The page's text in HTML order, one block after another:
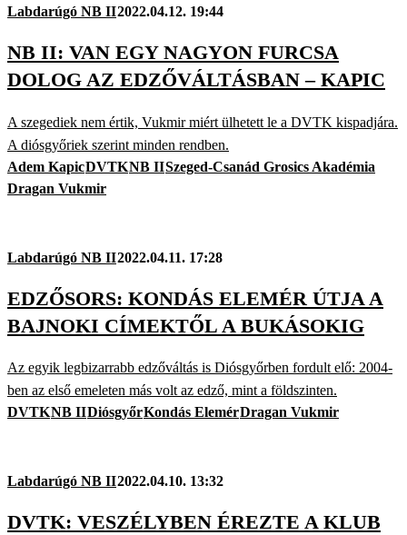
Labdarúgó NB II2022.04.12. 19:44
NB II: VAN EGY NAGYON FURCSA
DOLOG AZ EDZŐVÁLTÁSBAN – KAPIC
A szegediek nem értik, Vukmir miért ülhetett le a DVTK kispadjára.
A diósgyőriek szerint minden rendben.
Adem KapicDVTKNB IISzeged-Csanád Grosics Akadémia
Dragan Vukmir
Labdarúgó NB II2022.04.11. 17:28
EDZŐSORS: KONDÁS ELEMÉR ÚTJA A
BAJNOKI CÍMEKTŐL A BUKÁSOKIG
Az egyik legbizarrabb edzőváltás is Diósgyőrben fordult elő: 2004-
ben az első emeleten más volt az edző, mint a földszinten.
DVTKNB IIDiósgyőrKondás ElemérDragan Vukmir
Labdarúgó NB II2022.04.10. 13:32
DVTK: VESZÉLYBEN ÉREZTE A KLUB